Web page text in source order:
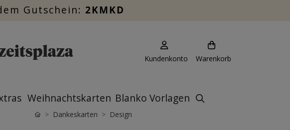
Gutschein: 2KMKD
Kundenkonto Warenkorb
Weihnachtskarten Blanko Vorlagen
Dankeskarten Design